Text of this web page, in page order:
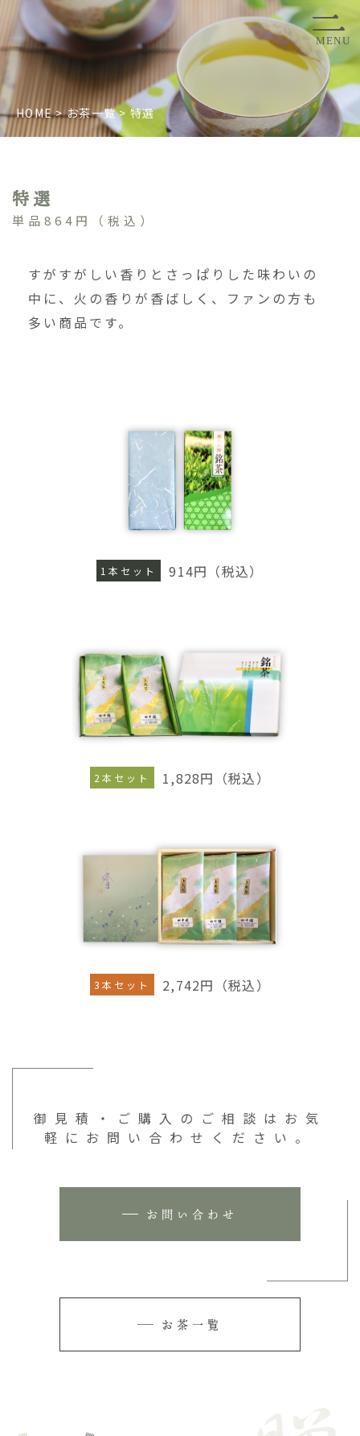
田中園とは
慶事に
法事に
お問い合わせ
TEL : 0555-22-0888
MENU
HOME >お茶一覧 >特選
特選
単品864円（税込）
すがすがしい香りとさっぱりした味わいの
中に、火の香りが香ばしく、ファンの方も
多い商品です。
1本セット 914円（税込）
2本セット 1,828円（税込）
3本セット 2,742円（税込）
御見積・ご購入のご相談はお気
軽にお問い合わせください。
お問い合わせ
お茶一覧